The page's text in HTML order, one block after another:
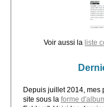
Voir aussi la liste
Depuis juillet 2014, mes
site sous la forme